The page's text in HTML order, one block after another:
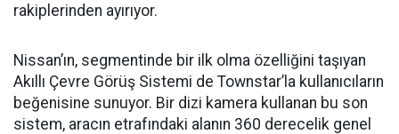
rakiplerinden ayırıyor.
Nissan’ın, segmentinde bir ilk olma özelliğini taşıyan
Akıllı Çevre Görüş Sistemi de Townstar’la kullanıcıların
beğenisine sunuyor. Bir dizi kamera kullanan bu son
sistem, aracın etrafındaki alanın 360 derecelik genel